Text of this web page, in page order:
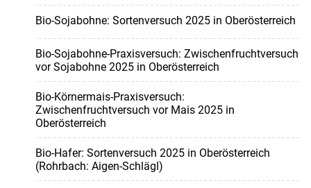
Bio-Sojabohne: Sortenversuch 2025 in Oberösterreich
Bio-Sojabohne-Praxisversuch: Zwischenfruchtversuch
vor Sojabohne 2025 in Oberösterreich
Bio-Körnermais-Praxisversuch:
Zwischenfruchtversuch vor Mais 2025 in
Oberösterreich
Bio-Hafer: Sortenversuch 2025 in Oberösterreich
(Rohrbach: Aigen-Schlägl)